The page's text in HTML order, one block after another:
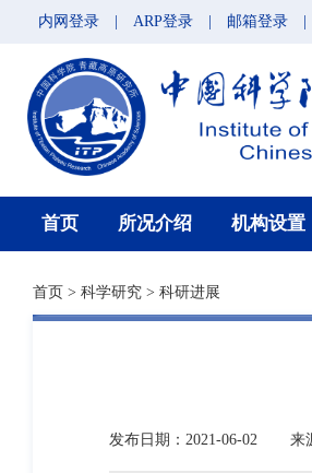
内网登录 ARP登录 邮箱登录
首页 所况介绍 机构设置
首页 > 科学研究 > 科研进展
发布日期：2021-06-02 来